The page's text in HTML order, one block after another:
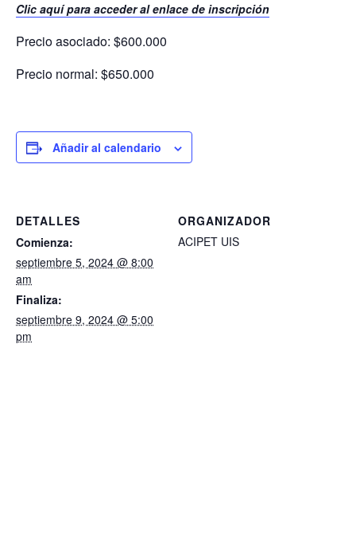
Clic aquí para acceder al enlace de inscripción
Precio asociado: $600.000
Precio normal: $650.000
Añadir al calendario
DETALLES
Comienza:
septiembre 5, 2024 @ 8:00
am
Finaliza:
septiembre 9, 2024 @ 5:00
pm
ORGANIZADOR
ACIPET UIS